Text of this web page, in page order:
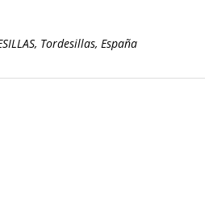
Tordesillas, España